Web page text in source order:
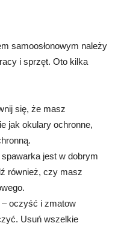
samoosłonowym należy
i sprzęt. Oto kilka
się, że masz
jak okulary ochronne,
jest w dobrym
również, czy masz
– oczyść i zmatow
Usuń wszelkie